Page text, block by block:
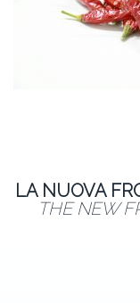
LA NUOVA
THE NEW